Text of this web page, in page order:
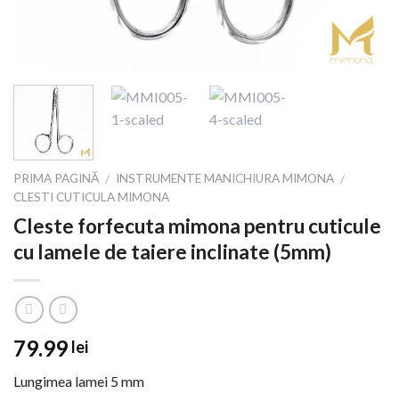
PRIMA PAGINĂ / INSTRUMENTE MANICHIURA MIMONA /
CLESTI CUTICULA MIMONA
Cleste forfecuta mimona pentru cuticule
cu lamele de taiere inclinate (5mm)
79.99 lei
Lungimea lamei 5 mm